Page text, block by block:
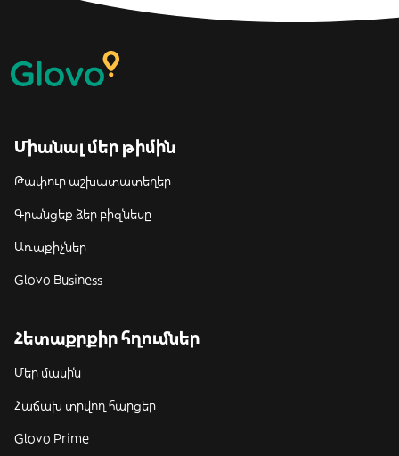
Միանալ մեր թիմին
Թափուր աշխատատեղեր
Գրանցեք ձեր բիզնեսը
Առաքիչներ
Glovo Business
Հետաքրքիր հղումներ
Մեր մասին
Հաճախ տրվող հարցեր
Glovo Prime